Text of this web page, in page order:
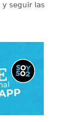
y seguir las